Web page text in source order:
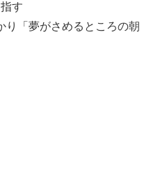
す
「夢がさめるところの朝